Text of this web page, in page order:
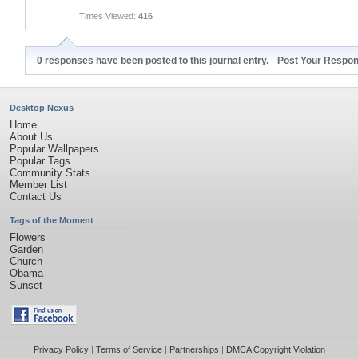
Times Viewed: 416
0 responses have been posted to this journal entry. Post Your
Desktop Nexus
Home
About Us
Popular Wallpapers
Popular Tags
Community Stats
Member List
Contact Us
Tags of the Moment
Flowers
Garden
Church
Obama
Sunset
Privacy Policy| Terms of Service| Partnerships | DMCA Copyright Violation